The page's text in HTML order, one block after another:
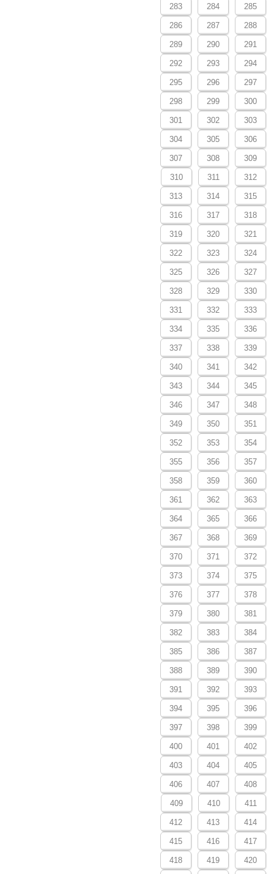
283 284 285
286 287 288
289 290 291
292 293 294
295 296 297
298 299 300
301 302 303
304 305 306
307 308 309
310 311 312
313 314 315
316 317 318
319 320 321
322 323 324
325 326 327
328 329 330
331 332 333
334 335 336
337 338 339
340 341 342
343 344 345
346 347 348
349 350 351
352 353 354
355 356 357
358 359 360
361 362 363
364 365 366
367 368 369
370 371 372
373 374 375
376 377 378
379 380 381
382 383 384
385 386 387
388 389 390
391 392 393
394 395 396
397 398 399
400 401 402
403 404 405
406 407 408
409 410 411
412 413 414
415 416 417
418 419 420